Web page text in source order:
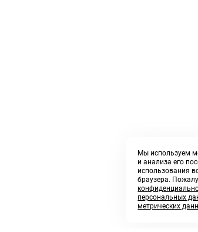
Мы используем
и анализа его
использования
браузера.
персональных
метрических